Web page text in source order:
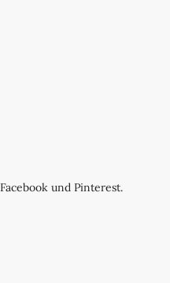
und Pinterest.